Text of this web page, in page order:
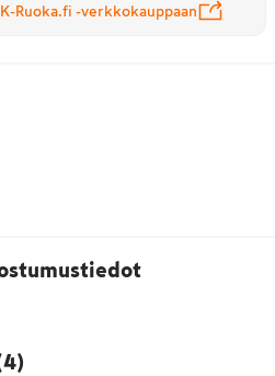
Ruoka.fi -verkkokauppaan
4)